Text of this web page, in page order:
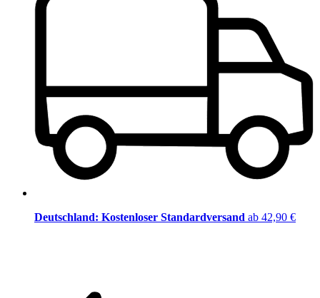
Deutschland: Kostenloser Standardversand ab 42,90 €